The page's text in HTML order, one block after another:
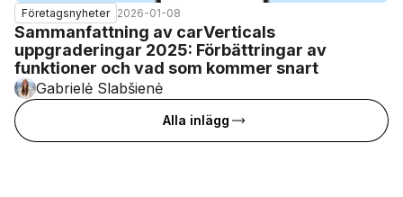
Företagsnyheter 2026-01-08
Sammanfattning av carVerticals
uppgraderingar 2025: Förbättringar av
funktioner och vad som kommer snart
Gabrielė Slabšienė
Alla inlägg